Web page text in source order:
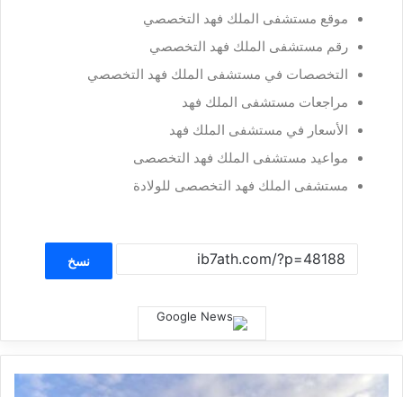
موقع مستشفى الملك فهد التخصصي
رقم مستشفى الملك فهد التخصصي
التخصصات في مستشفى الملك فهد التخصصي
مراجعات مستشفى الملك فهد
الأسعار في مستشفى الملك فهد
مواعيد مستشفى الملك فهد التخصصى
مستشفى الملك فهد التخصصى للولادة
نسخ